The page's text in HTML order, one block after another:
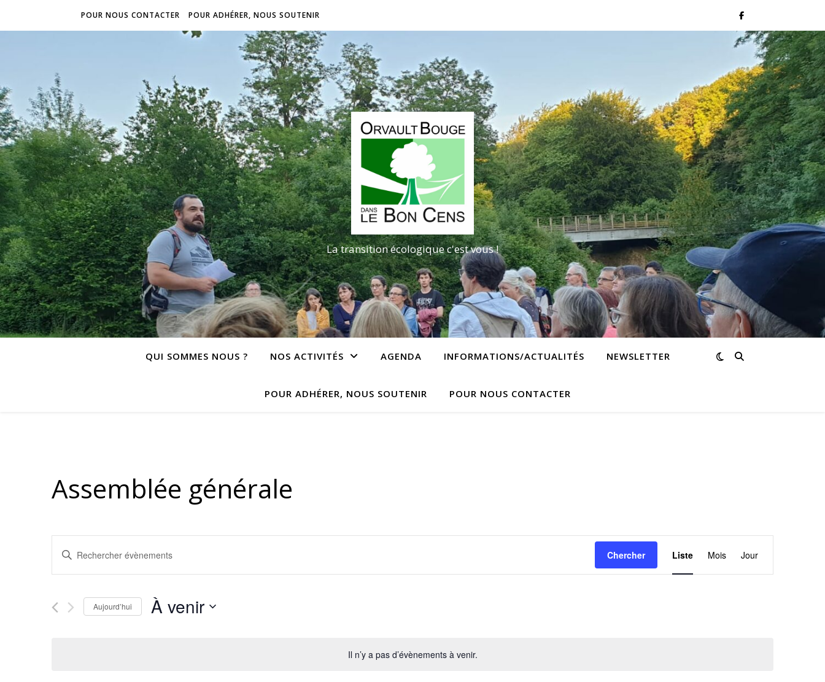
POUR NOUS CONTACTER POUR ADHÉRER, NOUS SOUTENIR
La transition écologique c'est vous !
QUI SOMMES NOUS ? NOS ACTIVITÉS AGENDA INFORMATIONS/ACTUALITÉS NEWSLETTER
POUR ADHÉRER, NOUS SOUTENIR POUR NOUS CONTACTER
Il n’y a pas d’évènements à venir.
Assemblée générale
Recherche
et
navigation
Saisir
Rechercher
Évènements
Chercher
Navigation
de
Liste Mois Jour
Aujourd’hui À venir